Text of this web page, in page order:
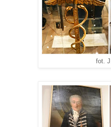
fot.